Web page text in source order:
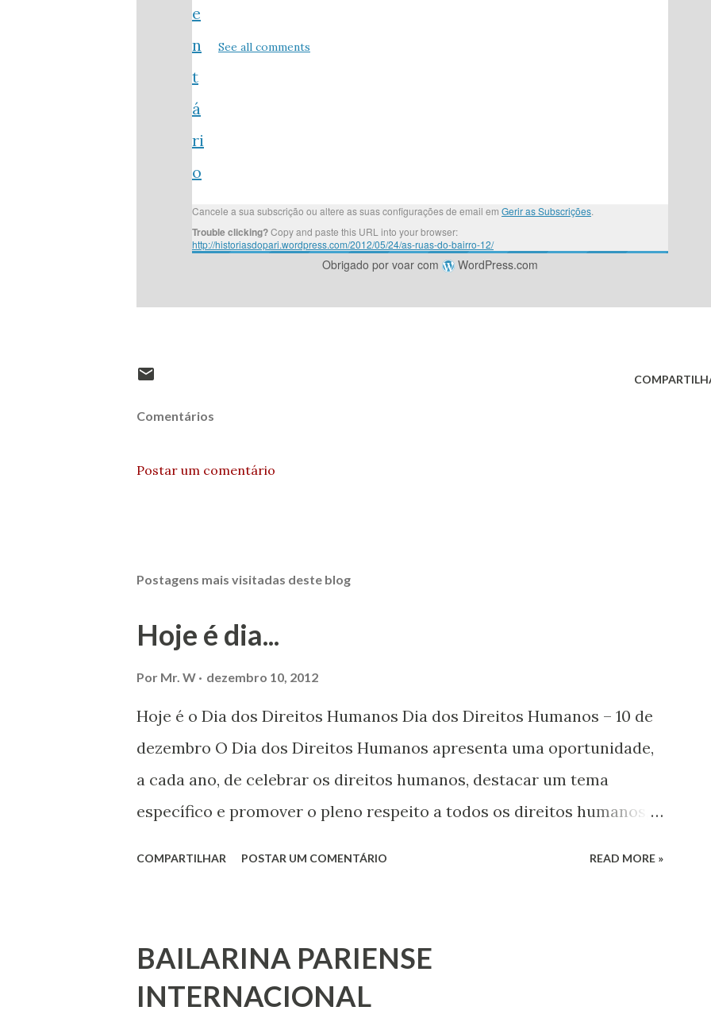
e
n
t
á
ri
o
See all comments
Cancele a sua subscrição ou altere as suas configurações de email em Gerir as Subscrições.
Trouble clicking?Copy and paste this URL into your browser:
http://historiasdopari.wordpress.com/2012/05/24/as-ruas-do-bairro-12/
Obrigado por voar com WordPress.com
Comentários
Postar um comentário
Postagens mais visitadas deste blog
Hoje é dia...
Por Mr. W dezembro 10, 2012
Hoje é o Dia dos Direitos Humanos Dia dos Direitos Humanos – 10 de
dezembro O Dia dos Direitos Humanos apresenta uma oportunidade,
a cada ano, de celebrar os direitos humanos, destacar um tema
específico e promover o pleno respeito a todos os direitos humanos,
processo de decisão política. Estes direitos humanos – os direitos à
liberdade de opinião e de expressão, de reunião pacífica e de
COMPARTILHAR POSTAR UM COMENTÁRIO READ MORE »
BAILARINA PARIENSE
INTERNACIONAL